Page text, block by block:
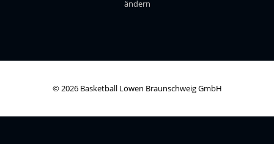
ändern
© 2026 Basketball Löwen Braunschweig GmbH